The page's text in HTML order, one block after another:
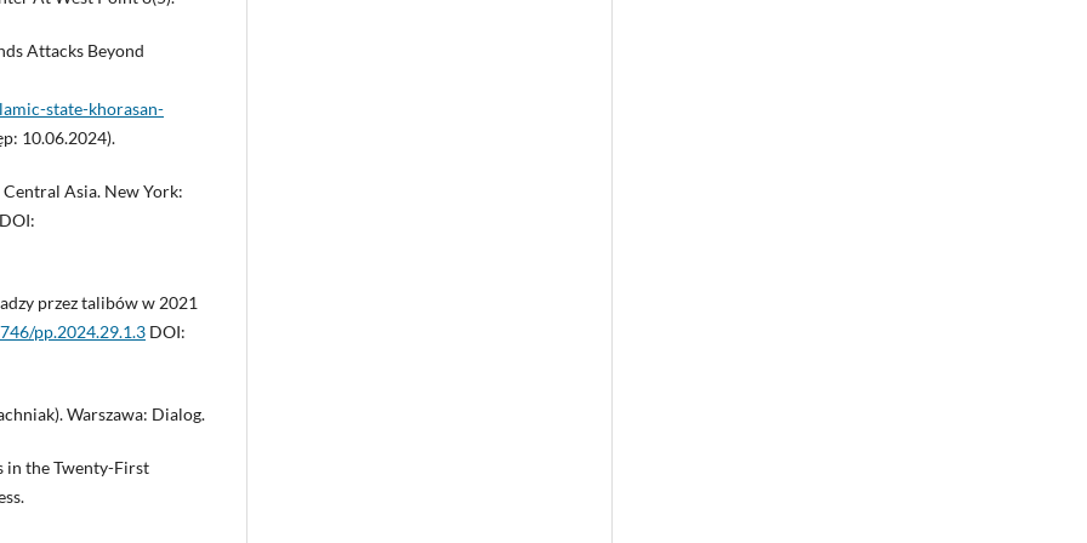
Attacks Beyond
state-khorasan-
10.06.2024).
Asia. New York:
przez talibów w 2021
pp.2024.29.1.3 DOI:
Warszawa: Dialog.
in the Twenty-First